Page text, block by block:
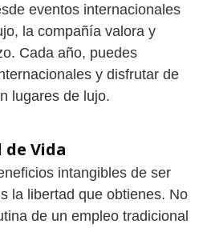
eventos internacionales
la compañía valora y
Cada año, puedes
y disfrutar de
lugares de lujo.
de Vida
intangibles de ser
la libertad que obtienes. No
de un empleo tradicional